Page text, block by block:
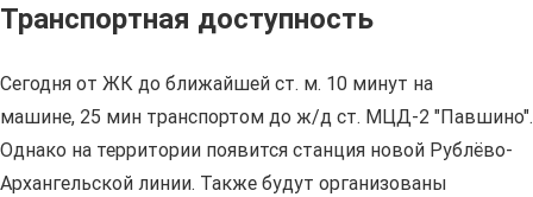
Транспортная доступность
Сегодня от ЖК до ближайшей ст. м. 10 минут на
машине, 25 мин транспортом до ж/д ст. МЦД-2 "Павшино".
Однако на территории появится станция новой Рублёво-
Архангельской линии. Также будут организованы